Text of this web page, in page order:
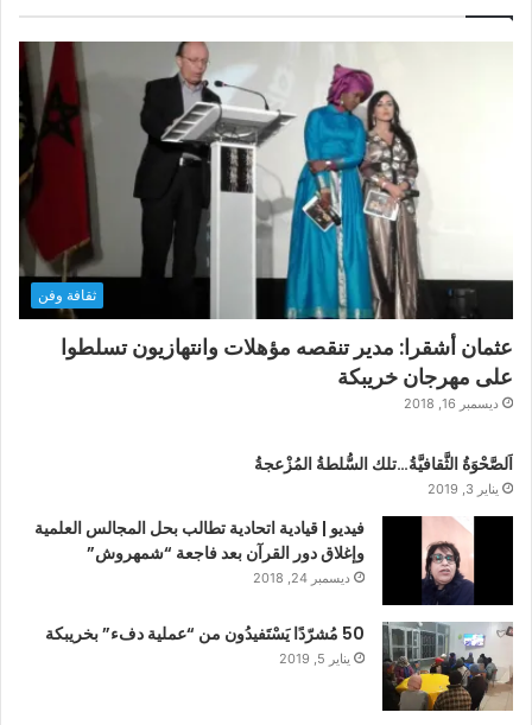
ثقافة وفن
عثمان أشقرا: مدير تنقصه مؤهلات وانتهازيون تسلطوا
على مهرجان خريبكة
ديسمبر 16, 2018
اَلصَّحْوَةُ الثَّقافيَّةُ…تلك السُّلطةُ المُزْعجةُ
يناير 3, 2019
فيديو | قيادية اتحادية تطالب بحل المجالس العلمية
وإغلاق دور القرآن بعد فاجعة “شمهروش”
ديسمبر 24, 2018
50 مُشرّدًا يَسْتَفيدُون من “عملية دفء” بخريبكة
يناير 5, 2019